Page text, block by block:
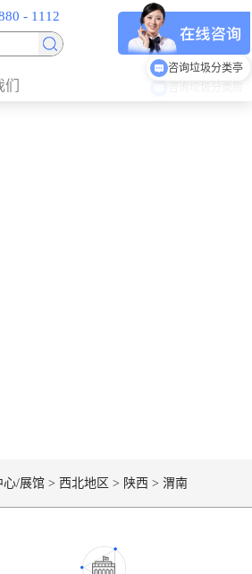
- 1112
心/展馆 > 西北地区 > 陕西 > 渭南
咨询垃圾分类亭